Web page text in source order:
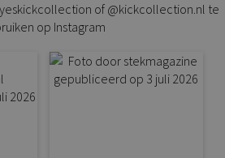
of @kickcollection.nl te
op Instagram